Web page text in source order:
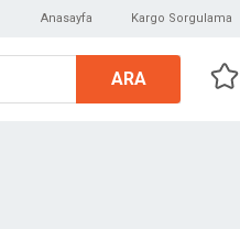
Anasayfa Kargo Sorgulama
ARA